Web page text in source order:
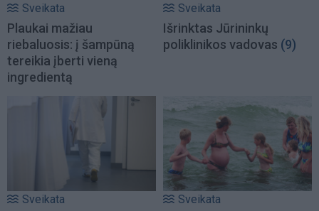
Sveikata
Plaukai mažiau
riebaluosis: į šampūną
tereikia įberti vieną
ingredientą
Sveikata
Išrinktas Jūrininkų
poliklinikos vadovas (9)
Sveikata Sveikata